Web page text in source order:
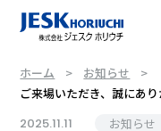
ホーム お知らせ
ご来場いただき、誠にあ
2025.11.11
お知らせ